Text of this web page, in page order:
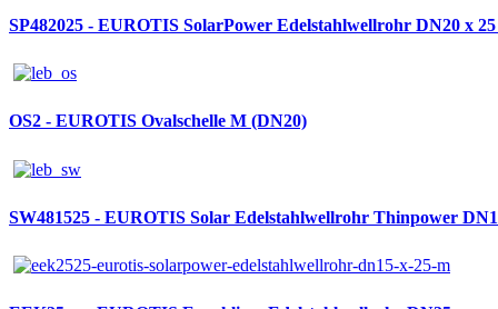
SP482025 - EUROTIS SolarPower Edelstahlwellrohr DN20 x
OS2 - EUROTIS Ovalschelle M (DN20)
SW481525 - EUROTIS Solar Edelstahlwellrohr Thinpower